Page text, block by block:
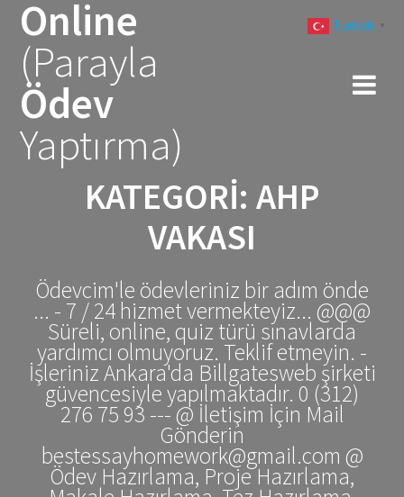
Online
(Parayla
Ödev
Yaptırma)
KATEGORI: AHP
VAKASI
Ödevcim'le ödevleriniz bir adım önde
... - 7 / 24 hizmet vermekteyiz... @@@
Süreli, online, quiz türü sınavlarda
yardımcı olmuyoruz. Teklif etmeyin. -
İşleriniz Ankara'da Billgatesweb şirketi
güvencesiyle yapılmaktadır. 0 (312)
276 75 93 --- @ İletişim İçin Mail
Gönderin
bestessayhomework@gmail.com @
Ödev Hazırlama, Proje Hazırlama,
Turkish ▼